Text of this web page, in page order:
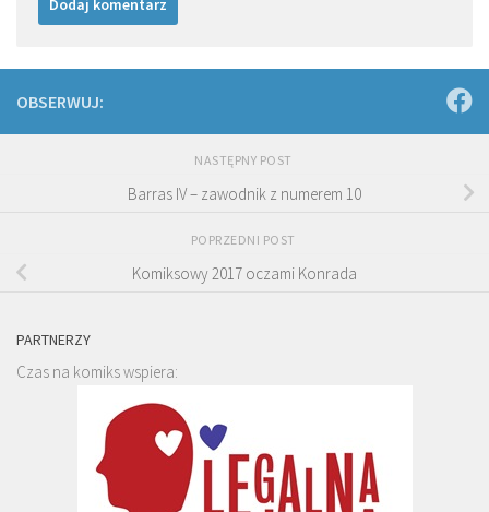
OBSERWUJ:
NASTĘPNY POST
Barras IV – zawodnik z numerem 10
POPRZEDNI POST
Komiksowy 2017 oczami Konrada
PARTNERZY
Czas na komiks wspiera: